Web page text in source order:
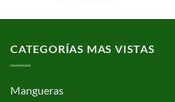
CATEGORÍAS MAS VISTAS
Mangueras